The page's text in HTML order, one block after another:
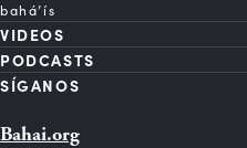
bahá’ís
VIDEOS
PODCASTS
SÍGANOS
Bahai.org